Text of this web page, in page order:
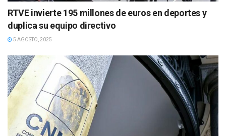
RTVE invierte 195 millones de euros en deportes y
duplica su equipo directivo
5 AGOSTO, 2025